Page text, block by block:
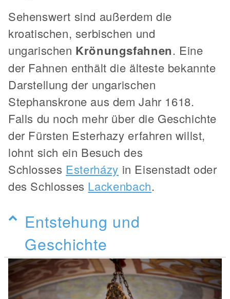
Sehenswert sind außerdem die
kroatischen, serbischen und
ungarischen Krönungsfahnen. Eine
der Fahnen enthält die älteste bekannte
Darstellung der ungarischen
Stephanskrone aus dem Jahr 1618.
Falls du noch mehr über die Geschichte
der Fürsten Esterhazy erfahren willst,
lohnt sich ein Besuch des
Schlosses Esterházy in Eisenstadt oder
des Schlosses Lackenbach.
Entstehung und
Geschichte